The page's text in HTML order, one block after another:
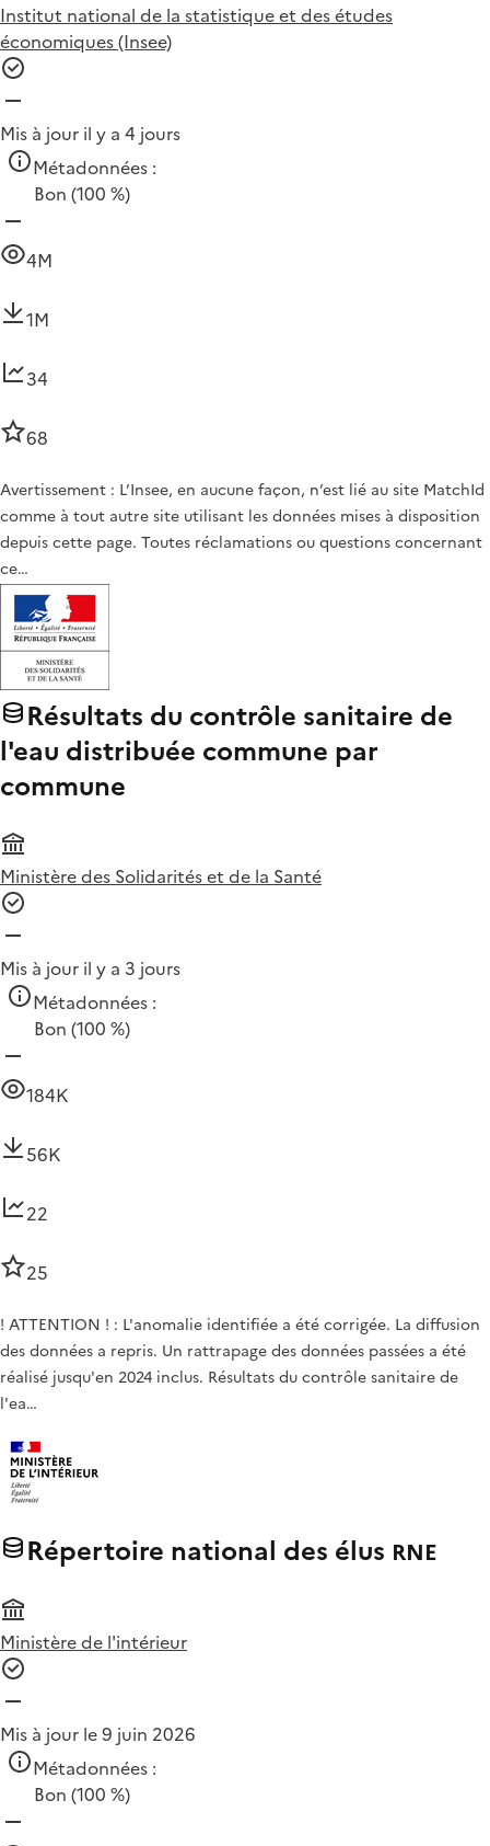
Institut national de la statistique et des études
économiques (Insee)
Mis à jour il y a 4 jours
Métadonnées :
Bon (100 %)
4M
1M
34
68
Avertissement : L’Insee, en aucune façon, n’est lié au site MatchId
comme à tout autre site utilisant les données mises à disposition
depuis cette page. Toutes réclamations ou questions concernant
ce…
Résultats du contrôle sanitaire de
l'eau distribuée commune par
commune
Ministère des Solidarités et de la Santé
Mis à jour il y a 3 jours
Métadonnées :
Bon (100 %)
184K
56K
22
25
! ATTENTION ! : L'anomalie identifiée a été corrigée. La diffusion
des données a repris. Un rattrapage des données passées a été
réalisé jusqu'en 2024 inclus. Résultats du contrôle sanitaire de
l'ea…
Répertoire national des élus RNE
Ministère de l'intérieur
Mis à jour le 9 juin 2026
Métadonnées :
Bon (100 %)